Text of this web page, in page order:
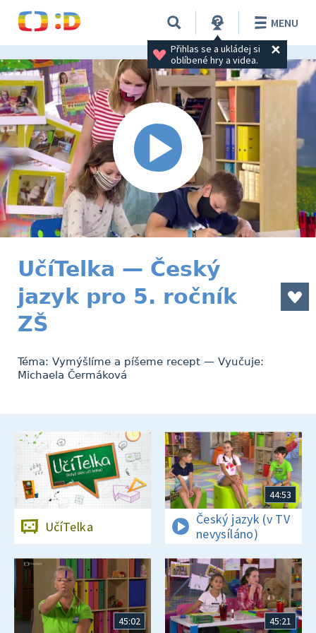
Přihlas se a ukládej si
oblíbené hry a videa.
MENU
UčíTelka — Český
jazyk pro 5. ročník
ZŠ
Téma: Vymýšlíme a píšeme recept — Vyučuje:
Michaela Čermáková
UčíTelka
44:53
Český jazyk (v TV
nevysíláno)
45:02 45:21